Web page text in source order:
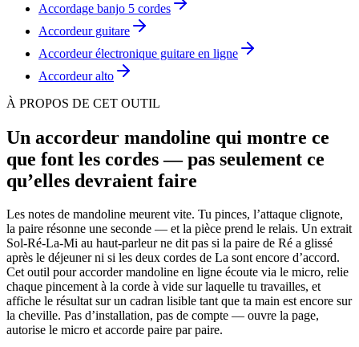
Accordage banjo 5 cordes
Accordeur guitare
Accordeur électronique guitare en ligne
Accordeur alto
À PROPOS DE CET OUTIL
Un accordeur mandoline qui montre ce
que font les cordes — pas seulement ce
qu’elles devraient faire
Les notes de mandoline meurent vite. Tu pinces, l’attaque clignote,
la paire résonne une seconde — et la pièce prend le relais. Un extrait
Sol-Ré-La-Mi au haut-parleur ne dit pas si la paire de Ré a glissé
après le déjeuner ni si les deux cordes de La sont encore d’accord.
Cet outil pour accorder mandoline en ligne écoute via le micro, relie
chaque pincement à la corde à vide sur laquelle tu travailles, et
affiche le résultat sur un cadran lisible tant que ta main est encore sur
la cheville. Pas d’installation, pas de compte — ouvre la page,
autorise le micro et accorde paire par paire.